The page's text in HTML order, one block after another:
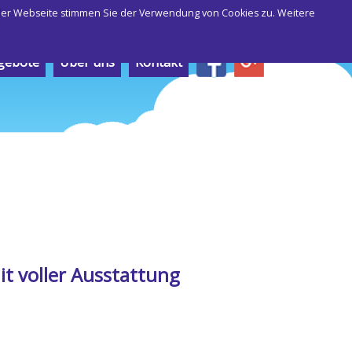
Webseite stimmen Sie der Verwendung von Cookies zu. Weitere
Über uns Kontakt
voller Ausstattung